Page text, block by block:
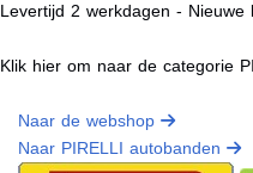
Levertijd 2 werkdagen - Nieuwe
Klik hier om naar de categorie
Naar de webshop
Naar PIRELLI autobanden